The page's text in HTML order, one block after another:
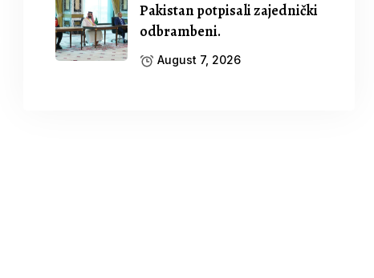
Pakistan potpisali zajednički
odbrambeni.
August 7, 2026